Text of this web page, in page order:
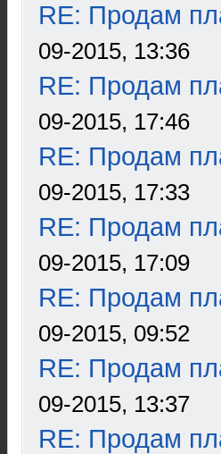
RE: Продам
09-2015, 13:36
RE: Продам
09-2015, 17:46
RE: Продам
09-2015, 17:33
RE: Продам
09-2015, 17:09
RE: Продам
09-2015, 09:52
RE: Продам
09-2015, 13:37
RE: Продам